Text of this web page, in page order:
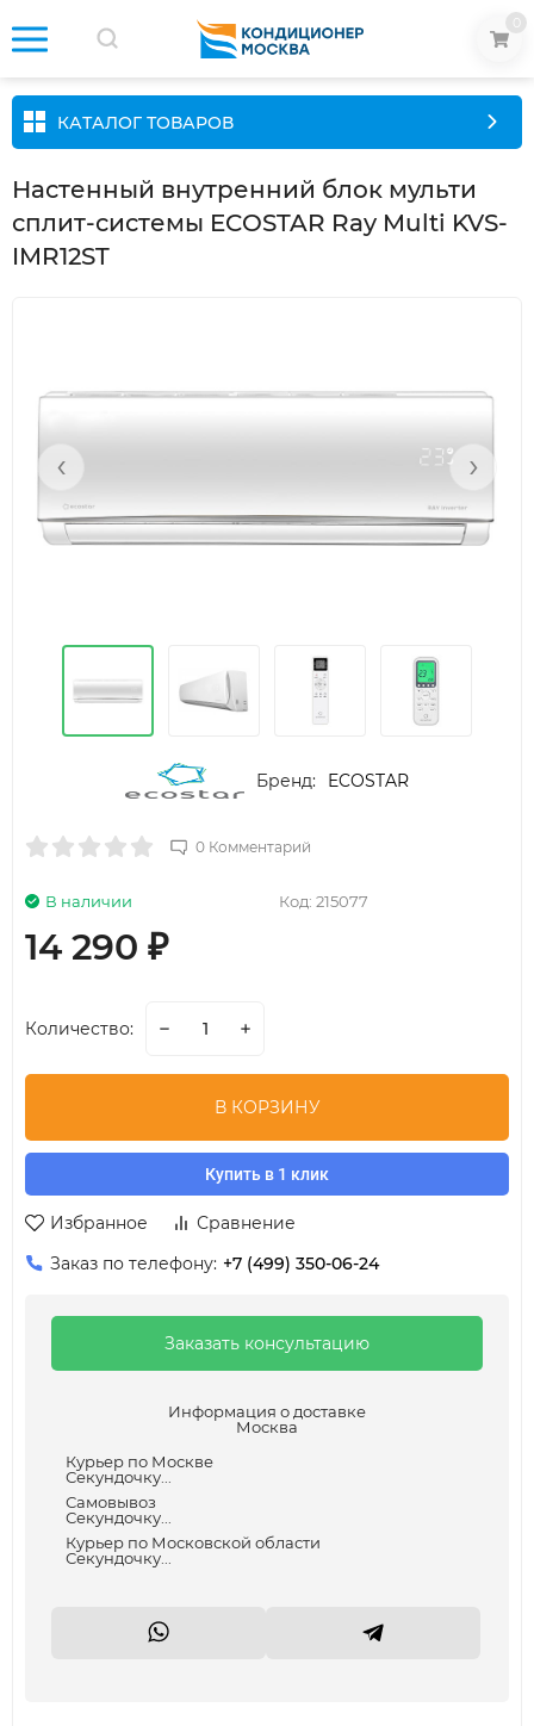
КАТАЛОГ ТОВАРОВ
Настенный внутренний блок мульти
сплит-системы ECOSTAR Ray Multi KVS-
IMR12ST
‹ ›
Бренд: ECOSTAR
0 Комментарий
Код: 215077
В наличии
14 290 ₽
Количество:
В КОРЗИНУ
Купить в 1 клик
Избранное
Сравнение
Заказ по телефону: +7 (499) 350-06-24
Заказать консультацию
Информация о доставке
Москва
Курьер по Москве
Секундочку...
Самовывоз
Секундочку...
Курьер по Московской области
Секундочку...